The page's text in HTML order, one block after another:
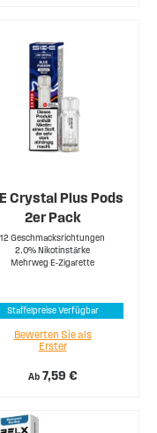
Crystal Plus Pods
2er Pack
12 Geschmacksrichtungen
2.0% Nikotinstärke
Mehrweg E-Zigarette
Staffelpreise Verfügbar
Ab 7,59 €
Bewerten Sie als
Erster